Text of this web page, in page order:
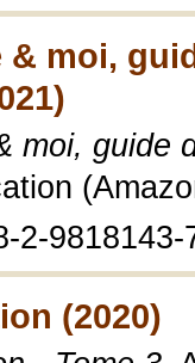
& moi,
moi, guide
2-9818143-
(2020)